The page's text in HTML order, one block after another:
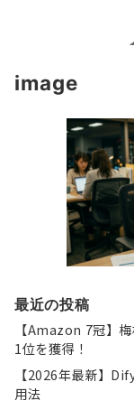
image
最近の投稿
【Amazon 7冠】
1位を獲得！
【2026年最新】
用法